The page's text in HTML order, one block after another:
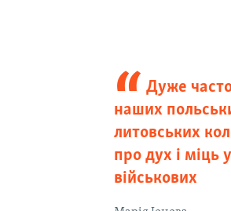
Дуже
наших
литовських
про дух і міць
військових